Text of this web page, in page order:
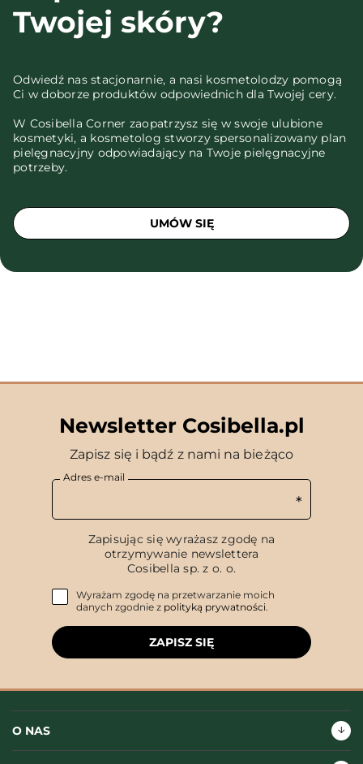
Twojej skóry?
Odwiedź nas stacjonarnie, a nasi kosmetolodzy pomogą
Ci w doborze produktów odpowiednich dla Twojej cery.
W Cosibella Corner zaopatrzysz się w swoje ulubione
kosmetyki, a kosmetolog stworzy spersonalizowany plan
pielęgnacyjny odpowiadający na Twoje pielęgnacyjne
potrzeby.
UMÓW SIĘ
Newsletter Cosibella.pl
Zapisz się i bądź z nami na bieżąco
Adres e-mail
Zapisując się wyrażasz zgodę na
otrzymywanie newslettera
Cosibella sp. z o. o.
Wyrażam zgodę na przetwarzanie moich
danych zgodnie z polityką prywatności.
ZAPISZ SIĘ
O NAS